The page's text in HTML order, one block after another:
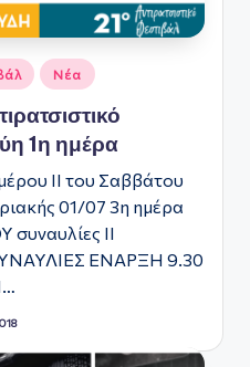
Νέα
1η ημέρα
ΙΙ του Σαββάτου
01/07 3η ημέρα
ΙΙ
ΣΥΝΑΥΛΙΕΣ ΕΝΑΡΞΗ 9.30